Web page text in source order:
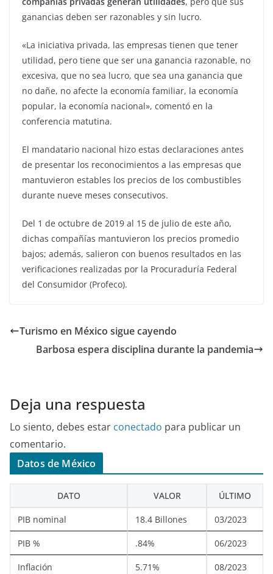
ganancias deben ser razonables y sin lucro.
«La iniciativa privada, las empresas tienen que tener
utilidad, pero tiene que ser una ganancia razonable, no
excesiva, que no sea lucro, que sea una ganancia que
no dañe, no afecte la economía familiar, la economía
popular, la economía nacional», comentó en la
conferencia matutina.
El mandatario nacional hizo estas declaraciones antes
de presentar los reconocimientos a las empresas que
mantuvieron estables los precios de los combustibles
durante nueve meses consecutivos.
Del 1 de octubre de 2019 al 15 de julio de este año,
dichas compañías mantuvieron los precios promedio
bajos; además, salieron con buenos resultados en las
verificaciones realizadas por la Procuraduría Federal
del Consumidor (Profeco).
Turismo en México sigue cayendo
Barbosa espera disciplina durante la pandemia
Deja una respuesta
Lo siento, debes estar conectado para publicar un
comentario.
Datos de México
DATO VALOR ÚLTIMO
PIB nominal 18.4 Billones 03/2023
PIB % .84% 06/2023
Inflación 5.71% 08/2023